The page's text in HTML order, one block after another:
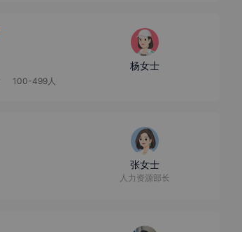
100-499人
杨女士
张女士
人力资源部长